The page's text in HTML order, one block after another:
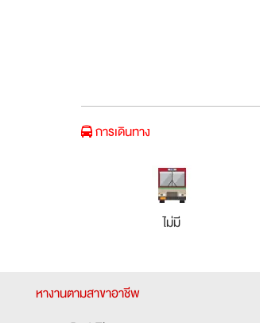
การเดินทาง
ไม่มี
หางานตามสาขาอาชีพ